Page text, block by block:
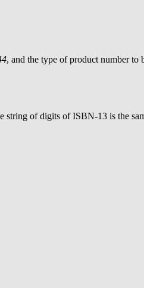
, and the type of product number to
of digits of ISBN-13 is the